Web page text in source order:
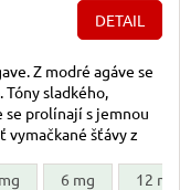
DETAIL
Z modré agáve se
Tóny sladkého,
prolínají s jemnou
vymačkané šťávy z
6 mg 12 mg